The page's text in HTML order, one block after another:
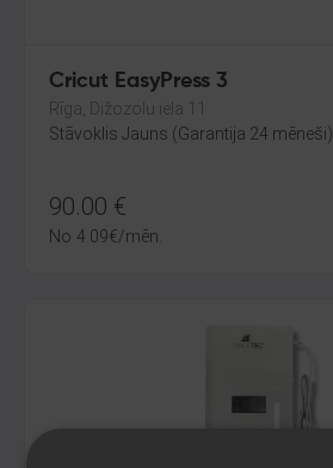
Cricut EasyPress 3
Rīga, Dižozolu iela 11
Stāvoklis Jauns (Garantija 24 mēneši)
90.00 €
No 4.09€/mēn.